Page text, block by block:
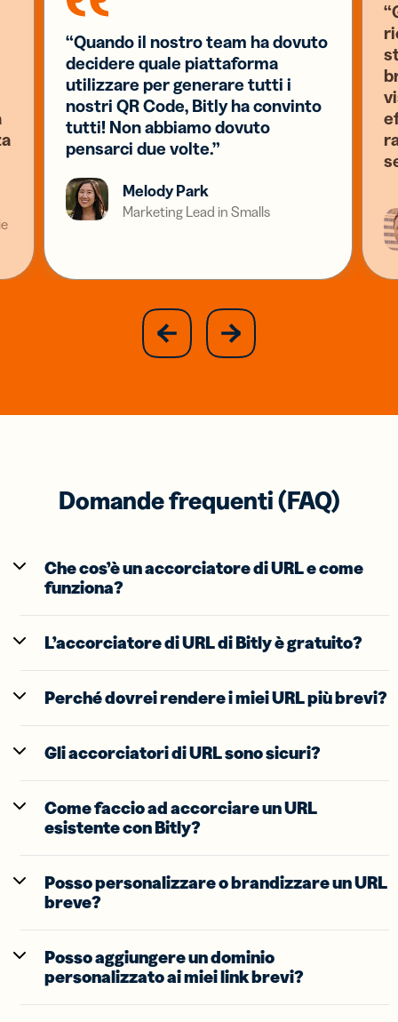
“Quando il nostro team ha dovuto
decidere quale piattaforma
utilizzare per generare tutti i
nostri QR Code, Bitly ha convinto
tutti! Non abbiamo dovuto
pensarci due volte.”
Melody Park
Marketing Lead in Smalls
previous
slide
next
slide
Domande frequenti (FAQ)
Che cos’è un accorciatore di URL e come
funziona?
L’accorciatore di URL di Bitly è gratuito?
Perché dovrei rendere i miei URL più brevi?
Gli accorciatori di URL sono sicuri?
Come faccio ad accorciare un URL
esistente con Bitly?
Posso personalizzare o brandizzare un URL
breve?
Posso aggiungere un dominio
personalizzato ai miei link brevi?